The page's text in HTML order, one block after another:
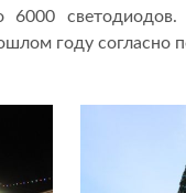
6000
году согласно